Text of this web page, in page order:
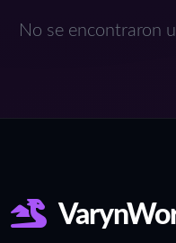
No se encontraron